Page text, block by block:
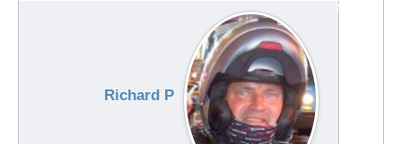
#72237
Richard P